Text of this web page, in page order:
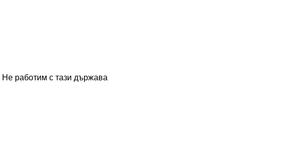
Не работим с тази държава